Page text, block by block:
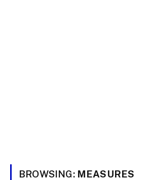
BROWSING: MEASURES